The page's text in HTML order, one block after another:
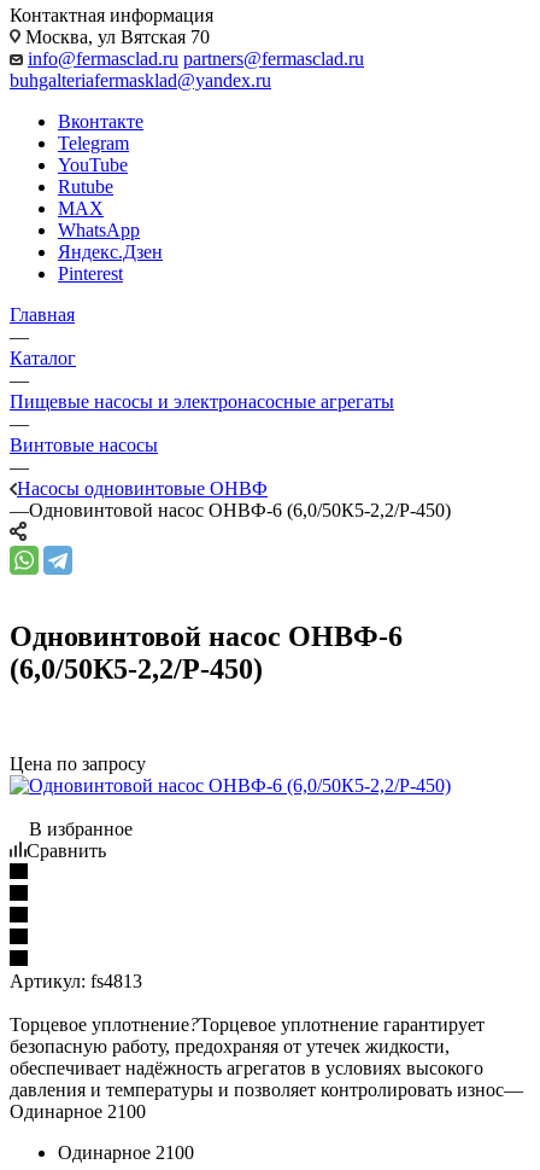
Контактная информация
Москва, ул Вятская 70
info@fermasclad.ru partners@fermasclad.ru
buhgalteriafermasklad@yandex.ru
Вконтакте
Telegram
YouTube
Rutube
MAX
WhatsApp
Яндекс.Дзен
Pinterest
Главная
—
Каталог
—
Пищевые насосы и электронасосные агрегаты
—
Винтовые насосы
—
Насосы одновинтовые ОНВФ
—Одновинтовой насос ОНВФ-6 (6,0/50К5-2,2/Р-450)
Одновинтовой насос ОНВФ-6
(6,0/50К5-2,2/Р-450)
Цена по запросу
В избранное
Сравнить
Артикул: fs4813
Торцевое уплотнение?Торцевое уплотнение гарантирует
безопасную работу, предохраняя от утечек жидкости,
обеспечивает надёжность агрегатов в условиях высокого
давления и температуры и позволяет контролировать износ—
Одинарное 2100
Одинарное 2100